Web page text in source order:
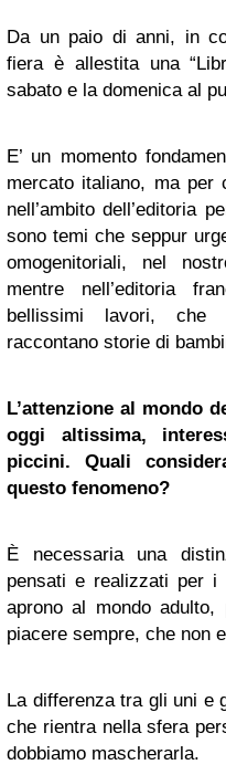
Da un paio di anni, in
fiera è allestita una
sabato e la domenica al
E’ un momento
mercato italiano, ma per
nell’ambito dell’editoria
sono temi che seppur
omogenitoriali, nel
mentre nell’editoria
bellissimi lavori, che
raccontano storie di
L’attenzione al mondo
oggi altissima,
piccini. Quali
questo fenomeno?
È necessaria una
pensati e realizzati per
aprono al mondo
piacere sempre, che non
La differenza tra gli uni e
che rientra nella sfera
dobbiamo mascherarla.